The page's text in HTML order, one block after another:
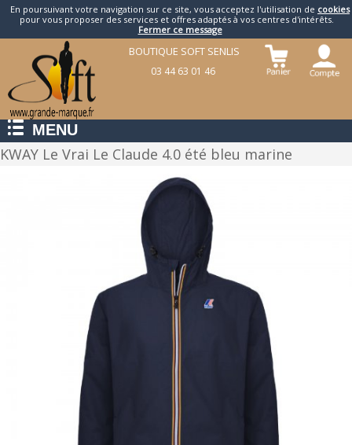
En poursuivant votre navigation sur ce site, vous acceptez l'utilisation de cookies
pour vous proposer des services et offres adaptés à vos centres d'intérêts.
Fermer ce message
BOUTIQUE SOFT SENLIS
03 44 63 01 46
MENU
KWAY Le Vrai Le Claude 4.0 été bleu marine